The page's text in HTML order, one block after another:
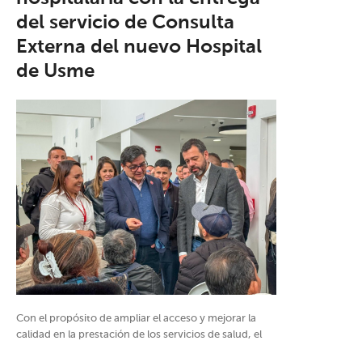
del servicio de Consulta
Externa del nuevo Hospital
de Usme
Con el propósito de ampliar el acceso y mejorar la
calidad en la prestación de los servicios de salud, el